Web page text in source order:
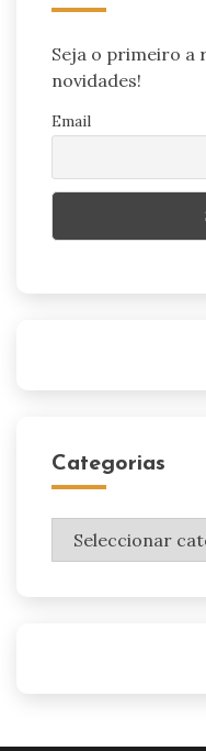
Seja o primeiro a
novidades!
Email
Categorias
Categorias